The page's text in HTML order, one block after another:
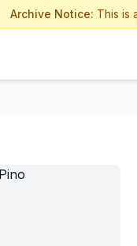
Archive Notice: This is